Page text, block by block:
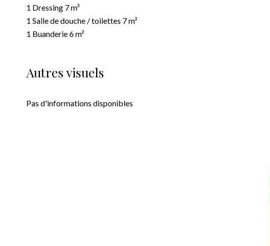
1 Dressing 7 m²
1 Salle de douche / toilettes 7 m²
1 Buanderie6 m²
Autres visuels
Pas d'informations disponibles